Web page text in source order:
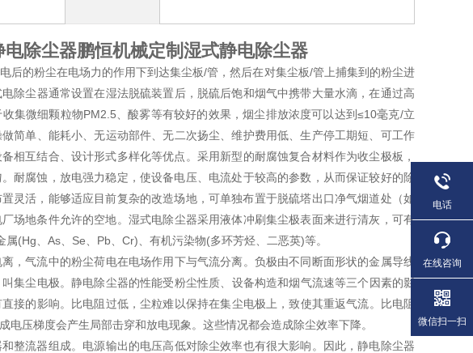
电除尘器鹏恒机械定制湿式静电除尘器
后的粉尘在电场力的作用下到达集尘板/管，然后在对集尘板/管上捕集到的粉尘进行
电除尘器通常设置在湿法脱硫装置后，脱硫后饱和烟气中携带大量水滴，在通过高压
集微细颗粒物PM2.5、酸雾等有较好的效果，烟尘排放浓度可以达到≤10毫克/立方
简单、能耗小、无运动部件、无二次扬尘、维护费用低、生产停工期短、可工作于
相互结合、设计形式多样化等优点。 采用新型的耐腐蚀复合材料作为收尘极板，模
耐腐蚀，放电强力稳定，使设备电压、电流处于较高的参数，从而保证较好的除尘
灵活，能够适应目前复杂的改造场地，可单独布置于脱硫塔出口净气烟道处（如黄
场地条件允许的空地。 湿式电除尘器采用液体冲刷集尘极表面来进行清灰，可有效
(Hg、As、Se、Pb、Cr)、有机污染物(多环芳烃、二恶英)等。
，气流中的粉尘荷电在电场作用下与气流分离。负极由不同断面形状的金属导线
集尘电极。静电除尘器的性能受粉尘性质、设备构造和烟气流速等三个因素的影
接的影响。比电阻过低，尘粒难以保持在集尘电极上，致使其重返气流。比电阻
压梯度会产生局部击穿和放电现象。这些情况都会造成除尘效率下降。
整流器组成。电源输出的电压高低对除尘效率也有很大影响。因此，静电除尘器
电话
在线咨询
微信扫一扫